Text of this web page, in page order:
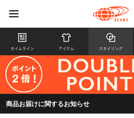
タイムライン アイテム スタイリング
商品お届けに関するお知らせ